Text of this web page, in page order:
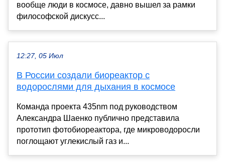
вообще люди в космосе, давно вышел за рамки
философской дискусс...
12:27, 05 Июл
В России создали биореактор с
водорослями для дыхания в космосе
Команда проекта 435nm под руководством
Александра Шаенко публично представила
прототип фотобиореактора, где микроводоросли
поглощают углекислый газ и...